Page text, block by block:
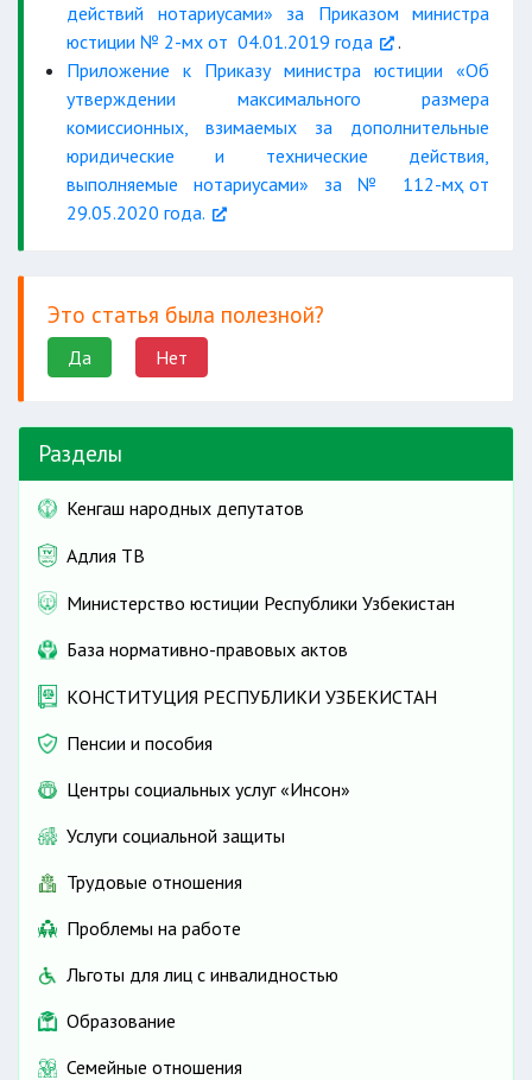
действий нотариусами» за Приказом министра
юстиции № 2-мх от 04.01.2019 года
.
Приложение к Приказу министра юстиции «Об
утверждении максимального размера
комиссионных, взимаемых за дополнительные
юридические и технические действия,
выполняемые нотариусами» за № 112-мҳ от
29.05.2020 года.
Это статья была полезной?
Да Нет
Разделы
Кенгаш народных депутатов
Адлия ТВ
Министерство юстиции Республики Узбекистан
База нормативно-правовых актов
КОНСТИТУЦИЯ РЕСПУБЛИКИ УЗБЕКИСТАН
Пенсии и пособия
Центры социальных услуг «Инсон»
Услуги социальной защиты
Трудовые отношения
Проблемы на работе
Льготы для лиц с инвалидностью
Образование
Семейные отношения